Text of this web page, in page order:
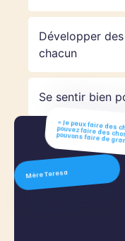
Développer
chacun
Se sentir bien
« Je peux faire des
pouvez faire des
pouvons faire de
Mère Teresa